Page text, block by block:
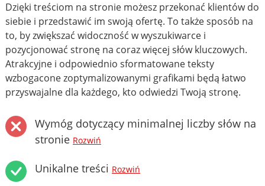
Dzięki treściom na stronie możesz przekonać klientów do
siebie i przedstawić im swoją ofertę. To także sposób na
to, by zwiększać widoczność w wyszukiwarce i
pozycjonować stronę na coraz więcej słów kluczowych.
Atrakcyjne i odpowiednio sformatowane teksty
wzbogacone zoptymalizowanymi grafikami będą łatwo
przyswajalne dla każdego, kto odwiedzi Twoją stronę.
Wymóg dotyczący minimalnej liczby słów na
stronie Rozwiń
Unikalne treści Rozwiń